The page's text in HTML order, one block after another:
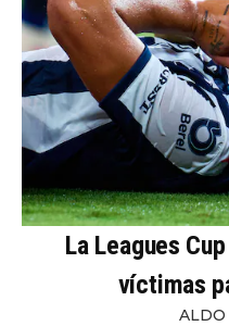
La Leagues
víctimas
ALDO